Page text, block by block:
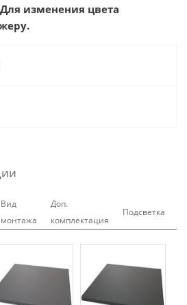
изменения цвета
Вид
монтажа
Доп.
комплектация
Подсветка